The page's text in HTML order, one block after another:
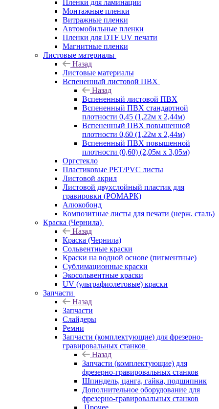
Пленки для ламинации
Монтажные пленки
Витражные пленки
Автомобильные пленки
Пленки для DTF UV печати
Магнитные пленки
Листовые материалы
Назад
Листовые материалы
Вспененный листовой ПВХ
Назад
Вспененный листовой ПВХ
Вспененный ПВХ стандартной
плотности 0,45 (1,22м х 2,44м)
Вспененный ПВХ повышенной
плотности 0,60 (1,22м х 2,44м)
Вспененный ПВХ повышенной
плотности (0,60) (2,05м х 3,05м)
Оргстекло
Пластиковые PET/PVC листы
Листовой акрил
Листовой двухслойный пластик для
гравировки (РОМАРК)
Алюкобонд
Композитные листы для печати (нерж. сталь)
Краска (Чернила)
Назад
Краска (Чернила)
Сольвентные краски
Краски на водной основе (пигментные)
Сублимационные краски
Экосольвентные краски
UV (ультрафиолетовые) краски
Запчасти
Назад
Запчасти
Слайдеры
Ремни
Запчасти (комплектующие) для фрезерно-
гравировальных станков
Назад
Запчасти (комплектующие) для
фрезерно-гравировальных станков
Шпиндель, цанга, гайка, подшипник
Дополнительное оборудование для
фрезерно-гравировальных станков